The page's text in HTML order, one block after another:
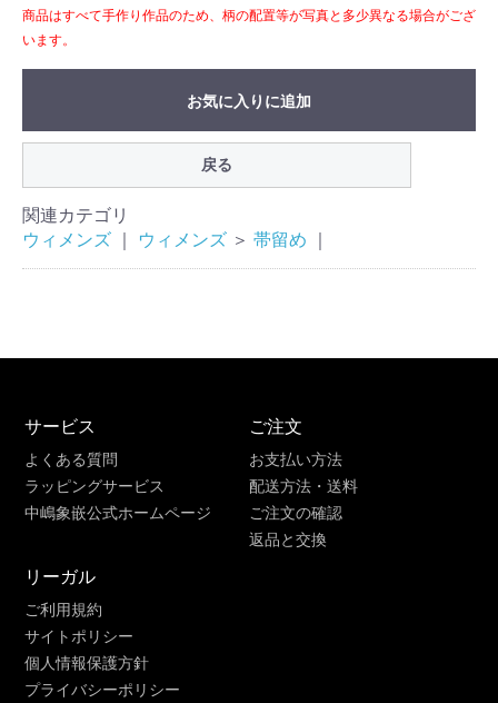
商品はすべて手作り作品のため、柄の配置等が写真と多少異なる場合がござ
います。
お気に入りに追加
戻る
関連カテゴリ
ウィメンズ
ウィメンズ ＞ 帯留め
サービス
よくある質問
ラッピングサービス
中嶋象嵌公式ホームページ
ご注文
お支払い方法
配送方法・送料
ご注文の確認
返品と交換
リーガル
ご利用規約
サイトポリシー
個人情報保護方針
プライバシーポリシー